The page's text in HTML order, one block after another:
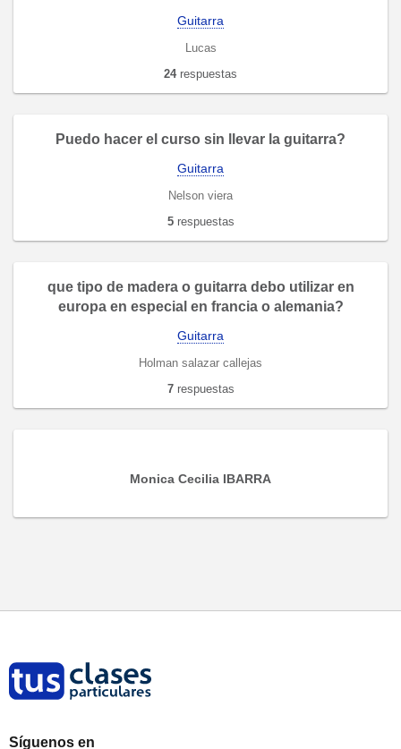
Guitarra
Lucas
24respuestas
Puedo hacer el curso sin llevar la guitarra?
Guitarra
Nelson viera
5respuestas
que tipo de madera o guitarra debo utilizar en
europa en especial en francia o alemania?
Guitarra
Holman salazar callejas
7respuestas
Monica Cecilia IBARRA
Síguenos en